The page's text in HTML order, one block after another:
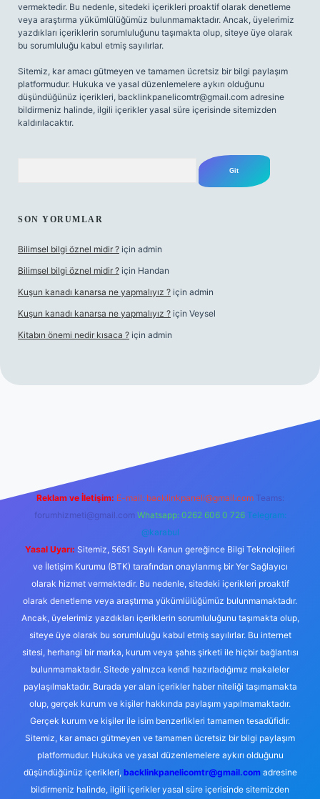
vermektedir. Bu nedenle, sitedeki içerikleri proaktif olarak denetleme
veya araştırma yükümlülüğümüz bulunmamaktadır. Ancak, üyelerimiz
yazdıkları içeriklerin sorumluluğunu taşımakta olup, siteye üye olarak
bu sorumluluğu kabul etmiş sayılırlar.
Sitemiz, kar amacı gütmeyen ve tamamen ücretsiz bir bilgi paylaşım
platformudur. Hukuka ve yasal düzenlemelere aykırı olduğunu
düşündüğünüz içerikleri, backlinkpanelicomtr@gmail.com adresine
bildirmeniz halinde, ilgili içerikler yasal süre içerisinde sitemizden
kaldırılacaktır.
SON YORUMLAR
Bilimsel bilgi öznel midir ? için admin
Bilimsel bilgi öznel midir ? için Handan
Kuşun kanadı kanarsa ne yapmalıyız ? için admin
Kuşun kanadı kanarsa ne yapmalıyız ? için Veysel
Kitabın önemi nedir kısaca ? için admin
Reklam ve İletişim: E-mail: backlinkpaneli@gmail.com Teams:
forumhizmeti@gmail.com Whatsapp: 0262 606 0 726 Telegram:
@karabul
Yasal Uyarı: Sitemiz, 5651 Sayılı Kanun gereğince Bilgi Teknolojileri
ve İletişim Kurumu (BTK) tarafından onaylanmış bir Yer Sağlayıcı
olarak hizmet vermektedir. Bu nedenle, sitedeki içerikleri proaktif
olarak denetleme veya araştırma yükümlülüğümüz bulunmamaktadır.
Ancak, üyelerimiz yazdıkları içeriklerin sorumluluğunu taşımakta olup,
siteye üye olarak bu sorumluluğu kabul etmiş sayılırlar. Bu internet
sitesi, herhangi bir marka, kurum veya şahıs şirketi ile hiçbir bağlantısı
bulunmamaktadır. Sitede yalnızca kendi hazırladığımız makaleler
paylaşılmaktadır. Burada yer alan içerikler haber niteliği taşımamakta
olup, gerçek kurum ve kişiler hakkında paylaşım yapılmamaktadır.
Gerçek kurum ve kişiler ile isim benzerlikleri tamamen tesadüfidir.
Sitemiz, kar amacı gütmeyen ve tamamen ücretsiz bir bilgi paylaşım
platformudur. Hukuka ve yasal düzenlemelere aykırı olduğunu
düşündüğünüz içerikleri, backlinkpanelicomtr@gmail.comadresine
bildirmeniz halinde, ilgili içerikler yasal süre içerisinde sitemizden